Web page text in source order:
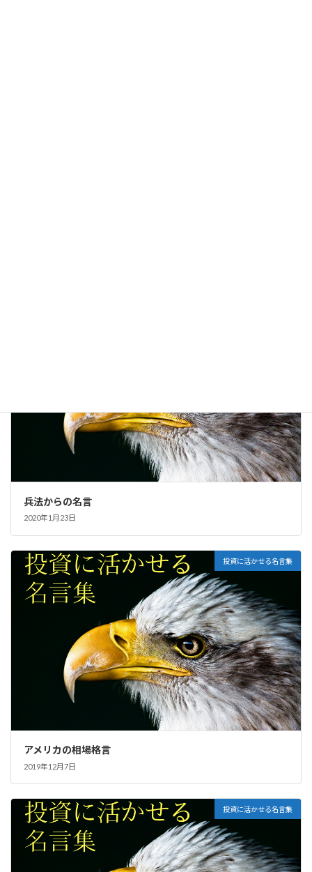
兵法からの名言
2020年1月23日
投資に活かせる名言集
アメリカの相場格言
2019年12月7日
投資に活かせる名言集